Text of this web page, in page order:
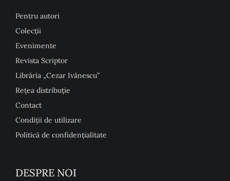
Pentru autori
Colecţii
Evenimente
Revista Scriptor
Librăria „Cezar Ivănescu”
Rețea distribuție
Contact
Condiţii de utilizare
Politică de confidențialitate
DESPRE NOI